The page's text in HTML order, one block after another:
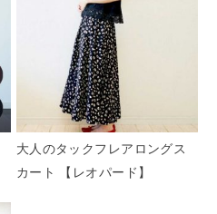
大人のタックフレアロングス
カート 【レオパード】